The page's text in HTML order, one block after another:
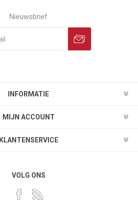
Nieuwsbrief
INFORMATIE
MIJN ACCOUNT
KLANTENSERVICE
VOLG ONS